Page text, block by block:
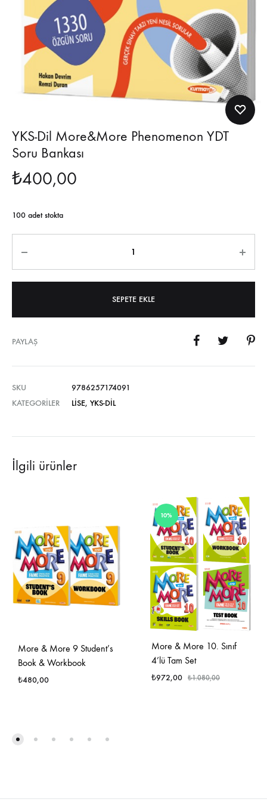
YKS-Dil More&More Phenomenon YDT
Soru Bankası
₺400,00
100 adet stokta
SEPETE EKLE
PAYLAŞ
SKU
9786257174091
KATEGORILER
LISE, YKS-DIL
İlgili ürünler
More & More 9 Student’s
Book & Workbook
₺480,00
10%
More & More 10. Sınıf
4’lü Tam Set
₺972,00 ₺1.080,00